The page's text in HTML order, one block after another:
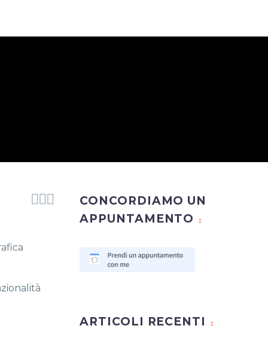

CONCORDIAMO UN
APPUNTAMENTO
ARTICOLI RECENTI